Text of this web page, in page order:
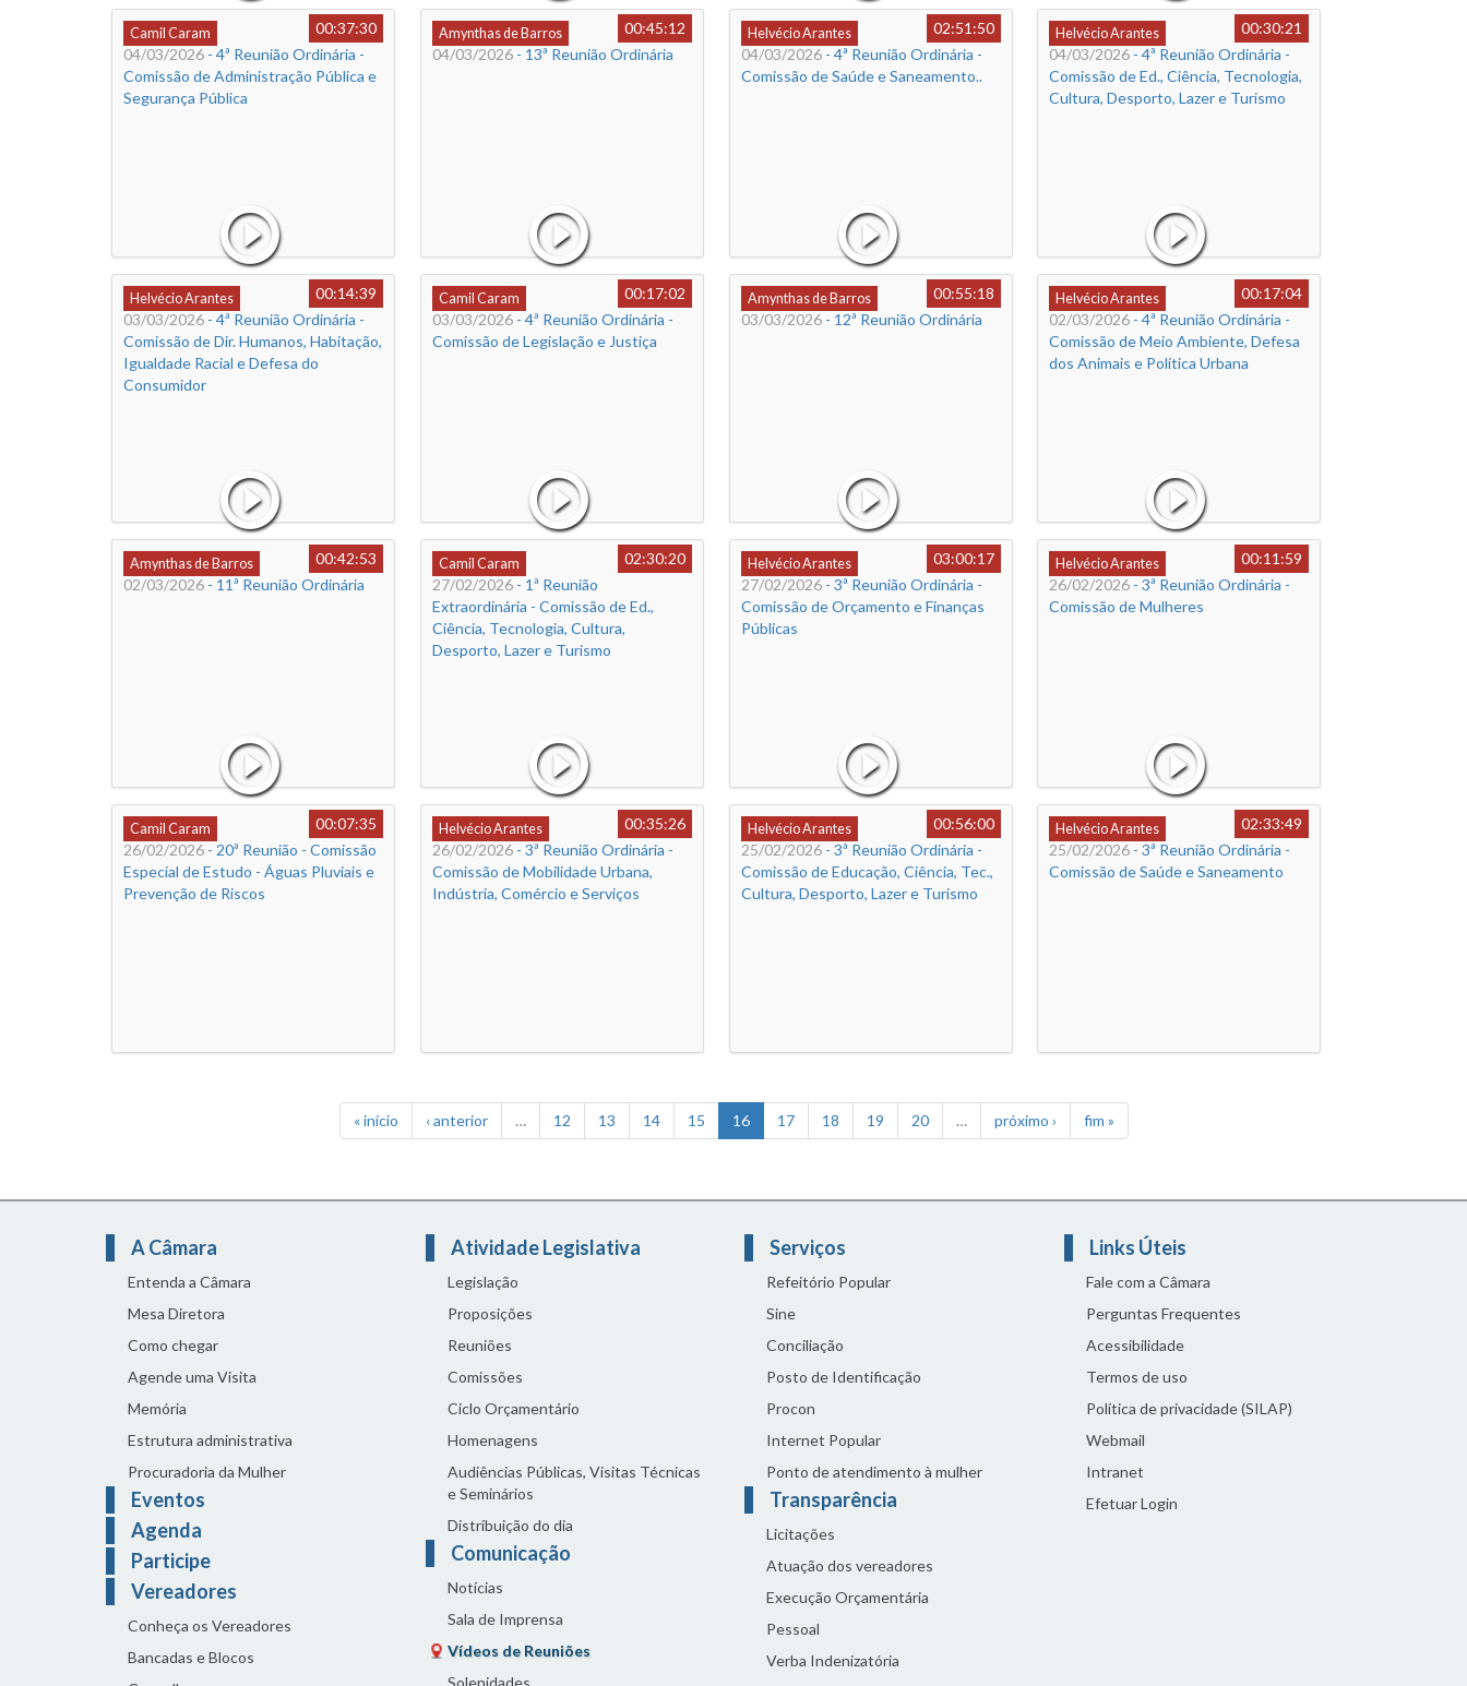
Camil Caram
00:37:30
04/03/2026 - 4ª Reunião Ordinária -
Comissão de Administração Pública e
Segurança Pública
Amynthas de Barros
00:45:12
04/03/2026- 13ª Reunião Ordinária
Helvécio Arantes
02:51:50
04/03/2026- 4ª Reunião Ordinária -
Comissão de Saúde e Saneamento..
Helvécio Arantes
00:30:21
04/03/2026 - 4ª Reunião Ordinária -
Comissão de Ed., Ciência, Tecnologia,
Cultura, Desporto, Lazer e Turismo
Helvécio Arantes
00:14:39
03/03/2026 - 4ª Reunião Ordinária -
Comissão de Dir. Humanos, Habitação,
Igualdade Racial e Defesa do
Consumidor
Camil Caram
00:17:02
03/03/2026- 4ª Reunião Ordinária -
Comissão de Legislação e Justiça
Amynthas de Barros
00:55:18
03/03/2026- 12ª Reunião Ordinária
Helvécio Arantes
00:17:04
02/03/2026 - 4ª Reunião Ordinária -
Comissão de Meio Ambiente, Defesa
dos Animais e Política Urbana
Amynthas de Barros
00:42:53
02/03/2026 - 11ª Reunião Ordinária
Camil Caram
02:30:20
27/02/2026- 1ª Reunião
Extraordinária - Comissão de Ed.,
Ciência, Tecnologia, Cultura,
Desporto, Lazer e Turismo
Helvécio Arantes
03:00:17
27/02/2026- 3ª Reunião Ordinária -
Comissão de Orçamento e Finanças
Públicas
Helvécio Arantes
00:11:59
26/02/2026 - 3ª Reunião Ordinária -
Comissão de Mulheres
Camil Caram
00:07:35
26/02/2026 - 20ª Reunião - Comissão
Especial de Estudo - Águas Pluviais e
Prevenção de Riscos
Helvécio Arantes
00:35:26
26/02/2026- 3ª Reunião Ordinária -
Comissão de Mobilidade Urbana,
Indústria, Comércio e Serviços
Helvécio Arantes
00:56:00
25/02/2026- 3ª Reunião Ordinária -
Comissão de Educação, Ciência, Tec.,
Cultura, Desporto, Lazer e Turismo
Helvécio Arantes
02:33:49
25/02/2026 - 3ª Reunião Ordinária -
Comissão de Saúde e Saneamento
« início ‹ anterior … 12 13 14 15 16 17 18 19 20 … próximo › fim »
A Câmara
Entenda a Câmara
Mesa Diretora
Como chegar
Agende uma Visita
Memória
Estrutura administrativa
Procuradoria da Mulher
Eventos
Agenda
Participe
Vereadores
Conheça os Vereadores
Bancadas e Blocos
Atividade Legislativa
Legislação
Proposições
Reuniões
Comissões
Ciclo Orçamentário
Homenagens
Audiências Públicas, Visitas Técnicas
e Seminários
Distribuição do dia
Comunicação
Notícias
Sala de Imprensa
Vídeos de Reuniões
Solenidades
Serviços
Refeitório Popular
Sine
Conciliação
Posto de Identificação
Procon
Internet Popular
Ponto de atendimento à mulher
Transparência
Licitações
Atuação dos vereadores
Execução Orçamentária
Pessoal
Verba Indenizatória
Links Úteis
Fale com a Câmara
Perguntas Frequentes
Acessibilidade
Termos de uso
Política de privacidade (SILAP)
Webmail
Intranet
Efetuar Login